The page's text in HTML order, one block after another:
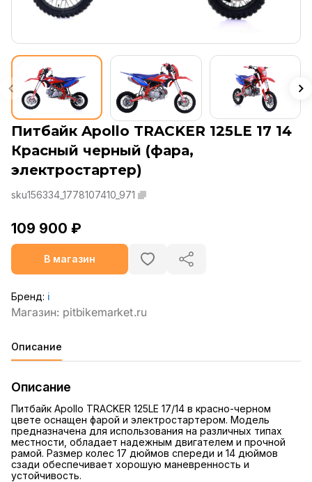
Питбайк Apollo TRACKER 125LE 17 14
Красный черный (фара,
электростартер)
sku156334_1778107410_971
109 900 ₽
В магазин
Бренд: ℹ️
Описание
Описание
Питбайк Apollo TRACKER 125LE 17/14 в красно-черном
цвете оснащен фарой и электростартером. Модель
предназначена для использования на различных типах
местности, обладает надежным двигателем и прочной
рамой. Размер колес 17 дюймов спереди и 14 дюймов
сзади обеспечивает хорошую маневренность и
устойчивость.